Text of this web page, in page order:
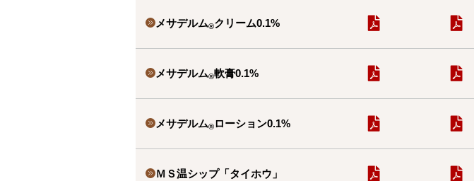
メサデルム®クリーム0.1%
メサデルム®軟膏0.1%
メサデルム®ローション0.1%
ＭＳ温シップ「タイホウ」